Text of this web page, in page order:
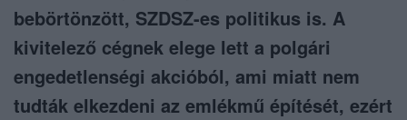
bebörtönzött, SZDSZ-es politikus is. A
kivitelező cégnek elege lett a polgári
engedetlenségi akcióból, ami miatt nem
tudták elkezdeni az emlékmű építését, ezért